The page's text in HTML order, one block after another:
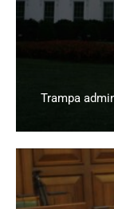
Trampa